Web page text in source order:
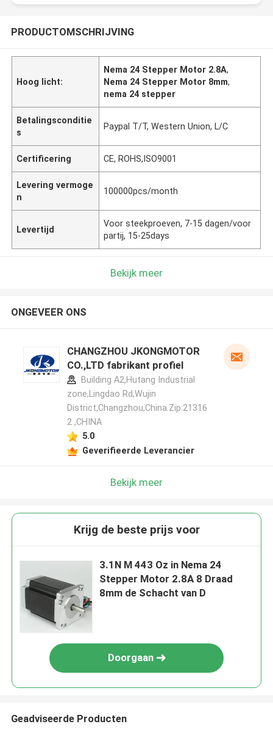
PRODUCTOMSCHRIJVING
Hoog licht:
Nema 24 Stepper Motor 2.8A,
Nema 24 Stepper Motor 8mm,
nema 24 stepper
Betalingsconditie
s
Paypal T/T, Western Union, L/C
Certificering CE, ROHS,ISO9001
Levering vermoge
n
100000pcs/month
Levertijd
Voor steekproeven, 7-15 dagen/voor
partij, 15-25days
Bekijk meer
ONGEVEER ONS
CHANGZHOU JKONGMOTOR
CO.,LTD fabrikant profiel
Building A2,Hutang Industrial
zone,Lingdao Rd,Wujin
District,Changzhou,China.Zip:21316
2 ,CHINA
5.0
Geverifieerde Leverancier
Bekijk meer
Krijg de beste prijs voor
3.1N M 443 Oz in Nema 24
Stepper Motor 2.8A 8 Draad
8mm de Schacht van D
Doorgaan
Geadviseerde Producten